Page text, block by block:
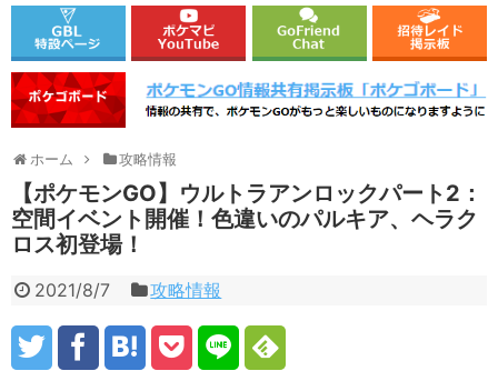
ホーム 攻略情報
【ポケモンGO】ウルトラアンロックパート2：
空間イベント開催！色違いのパルキア、ヘラク
ロス初登場！
2021/8/7 攻略情報